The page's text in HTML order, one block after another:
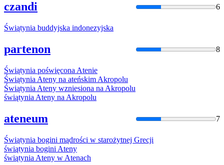
czandi 6
Świątynia buddyjska indonezyjska
partenon 8
Świątynia poświęcona Atenie
Świątynia Ateny na ateńskim Akropolu
Świątynia Ateny wzniesiona na Akropolu
świątynia Ateny na Akropolu
ateneum 7
Świątynia bogini mądrości w starożytnej Grecji
świątynia bogini Ateny
świątynia Ateny w Atenach